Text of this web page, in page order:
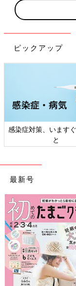
ピックアップ
感染症対策、います
と
最新号